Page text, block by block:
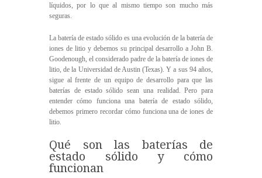
líquidos, por lo que al mismo tiempo son mucho más
seguras.
La batería de estado sólido es una evolución de la batería de
iones de litio y debemos su principal desarrollo a John B.
Goodenough, el considerado padre de la batería de iones de
litio, de la Universidad de Austin (Texas). Y a sus 94 años,
sigue al frente de un equipo de desarrollo para que las
baterías de estado sólido sean una realidad. Pero para
entender cómo funciona una batería de estado sólido,
debemos primero recordar cómo funciona una de iones de
litio.
Qué son las baterías de
estado sólido y cómo
funcionan